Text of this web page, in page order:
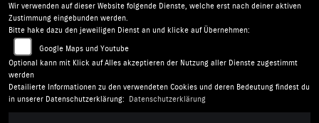
Road Star Motorcycles GmbH |Benno-Strauß-Straße 19 |
90763 Fürth | Deutschland
AGB |Impressum
Barrierefreiheit |Batterieverordnung
Folgen Sie uns
Wir verwenden auf dieser Website folgende Dienste, welche erst nach deiner aktiven
Zustimmung eingebunden werden.
Bitte hake dazu den jeweiligen Dienst an und klicke auf Übernehmen:
Google Maps und Youtube
Optional kann mit Klick auf Alles akzeptieren der Nutzung aller Dienste zugestimmt
werden
Detailierte Informationen zu den verwendeten Cookies und deren Bedeutung findest du
in unserer Datenschutzerklärung:
Datenschutzerklärung